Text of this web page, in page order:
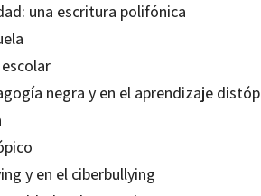
una escritura polifónica
negra y en el aprendizaje
y en el ciberbullying